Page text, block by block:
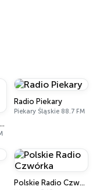
Polskie Radio Program III (Trójka)
Radio Piekary
Piekary Śląskie 88.7 FM
Polskie Radio Czwórka